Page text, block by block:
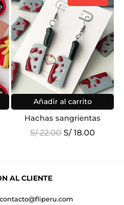
Añadir al carrito
Hachas sangrientas
S/22.00 El
S/ 18.00
AL CLIENTE